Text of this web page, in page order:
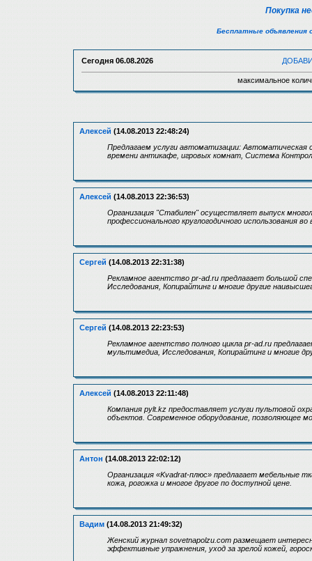
Покупка
Бесплатные объявления
Сегодня 06.08.2026
максимальное
Алексей (14.08.2013 22:48:24)
Предлагаем услуги автоматизации:
времени антикафе, игровых комнат, Система
Алексей (14.08.2013 22:36:53)
Организация "Стабилен" осуществляет выпуск
профессионального круглогодичного использования
Сергей (14.08.2013 22:31:38)
Рекламное агентство pr-ad.ru предлагает большой
Исследования, Копирайтинг и многие другие
Сергей (14.08.2013 22:23:53)
Рекламное агентство полного цикла pr-ad.ru
мультимедиа, Исследования, Копирайтинг и многие
Алексей (14.08.2013 22:11:48)
Компания pylt.kz предоставляет услуги пультовой
объектов. Современное оборудование, позволяющее
Антон (14.08.2013 22:02:12)
Организация «Kvadrat-плюс» предлагает мебельные
кожа, рогожка и многое другое по доступной цене.
Вадим (14.08.2013 21:49:32)
Женский журнал sovetnapolzu.com размещает
эффективные упражнения, уход за зрелой кожей,